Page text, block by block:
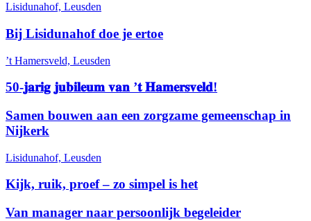
Lisidunahof, Leusden
Bij Lisidunahof doe je ertoe
’t Hamersveld, Leusden
50-𝐣𝐚𝐫𝐢𝐠 𝐣𝐮𝐛𝐢𝐥𝐞𝐮𝐦 𝐯𝐚𝐧 ’𝐭 𝐇𝐚𝐦𝐞𝐫𝐬𝐯𝐞𝐥𝐝!
Samen bouwen aan een zorgzame gemeenschap in
Nijkerk
Lisidunahof, Leusden
Kijk, ruik, proef – zo simpel is het
Van manager naar persoonlijk begeleider